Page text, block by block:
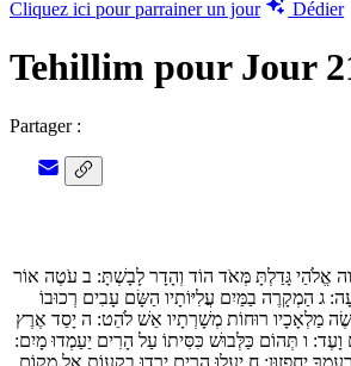
Cliquez ici pour parrainer un jour
Dédier
Tehillim pour Jour
Partager :
אֱלֹהַי גָּדַלְתָּ מְּאֹד הוֹד וְהָדָר לָבָשְׁתָּ: ב עֹטֶה אוֹר
ג הַמְקָרֶה בַמַּיִם עֲ‍לִיּוֹתָיו הַשָּׂם עָבִים רְכוּבוֹ
מַלְאָכָיו רוּחוֹת מְשָׁרְתָיו אֵשׁ לֹהֵט: ה יָסַד אֶרֶץ
וָעֶד: ו תְּהוֹם כַּלְּבוּשׁ כִּסִּיתוֹ עַל הָרִים יַעַמְדוּ מָיִם:
יֵחָפֵזוּן: ח יַעֲלוּ הָרִים יֵרְדוּ בְקָעוֹת אֶל מְקוֹם